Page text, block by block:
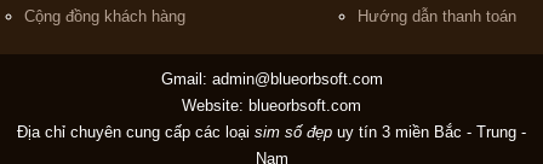
Cộng đồng khách hàng
Hướng dẫn thanh toán
Gmail: admin@blueorbsoft.com
Website: blueorbsoft.com
Địa chỉ chuyên cung cấp các loại sim số đẹp uy tín 3 miền Bắc - Trung -
Nam